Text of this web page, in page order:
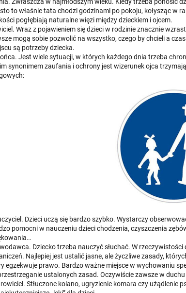
Zwłaszcza w najmłodszym wieku. Kiedy trzeba ponosić
to właśnie tata chodzi godzinami po pokoju, kołysząc w
pogłębiają naturalne więzi między dzieckiem i ojcem.
Wraz z pojawieniem się dzieci w rodzinie znacznie
mogą sobie pozwolić na wszystko, czego by chcieli a
są potrzeby dziecka.
Jest wiele sytuacji, w których każdego dnia trzeba
synonimem zaufania i ochrony jest wizerunek ojca
Dzieci uczą się bardzo szybko. Wystarczy
pomocni w nauczeniu dzieci chodzenia, czyszczenia
Dziecko trzeba nauczyć słuchać. W
Najlepiej jest ustalić jasne, ale życzliwe zasady,
egzekwuje prawo. Bardzo ważne miejsce w wychowaniu
ustalonych zasad. Oczywiście zawsze w duchu
Stłuczone kolano, ugryzienie komara czy użądlenie